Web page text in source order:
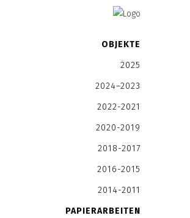
OBJEKTE
2025
2024–2023
2022-2021
2020-2019
2018-2017
2016-2015
2014-2011
PAPIERARBEITEN